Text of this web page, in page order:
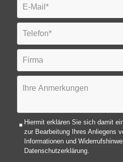
Hiermit erklären Sie sich damit
zur Bearbeitung Ihres Anliegens
Informationen und
Datenschutzerklärung.